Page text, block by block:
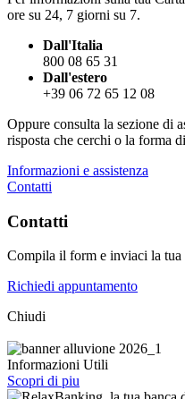
ore su 24, 7 giorni su 7.
Dall'Italia
800 08 65 31
Dall'estero
+39 06 72 65 12 08
Oppure consulta la sezione di
risposta che cerchi o la forma
Informazioni e assistenza
Contatti
Contatti
Compila il form e inviaci la tua
Richiedi appuntamento
Chiudi
Informazioni Utili
Scopri di piu